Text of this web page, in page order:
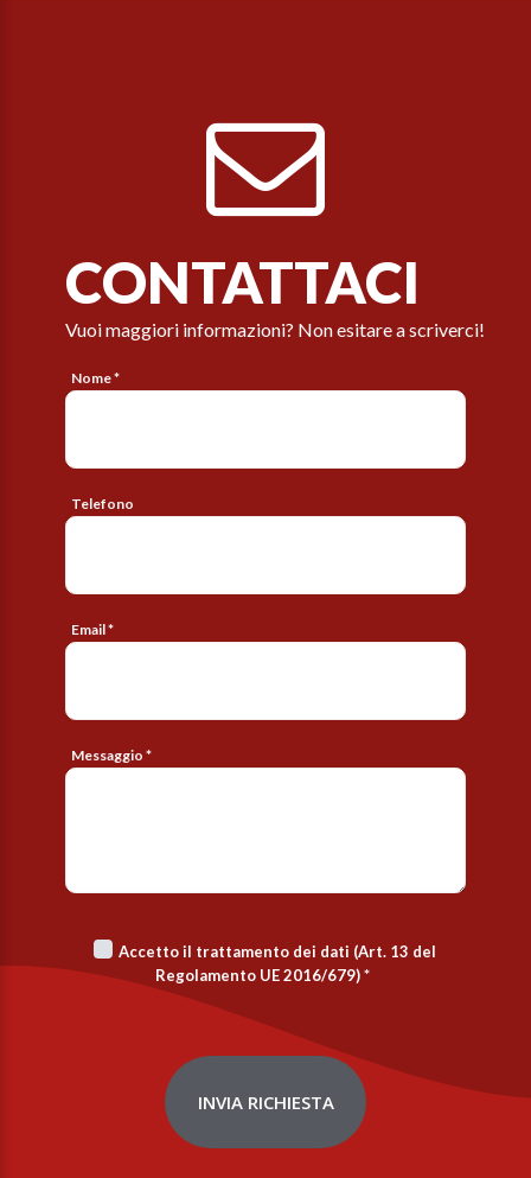
CONTATTACI
Vuoi maggiori informazioni? Non esitare a scriverci!
Nome *
Telefono
Email *
Messaggio *
Accetto il trattamento dei dati (Art. 13 del
Regolamento UE 2016/679)*
INVIA RICHIESTA